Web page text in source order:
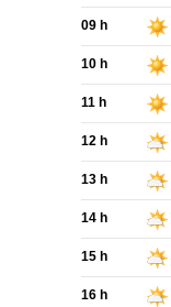
09 h
10 h
11 h
12 h
13 h
14 h
15 h
16 h